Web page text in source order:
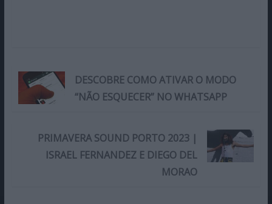
DESCOBRE COMO ATIVAR O MODO
“NÃO ESQUECER” NO WHATSAPP
PRIMAVERA SOUND PORTO 2023 |
ISRAEL FERNANDEZ E DIEGO DEL
MORAO